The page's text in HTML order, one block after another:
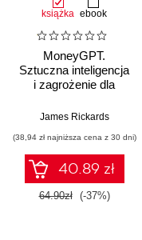
książka ebook
MoneyGPT.
Sztuczna inteligencja
i zagrożenie dla
James Rickards
(38,94 zł najniższa cena z 30 dni)
40.89 zł
64.90zł (-37%)